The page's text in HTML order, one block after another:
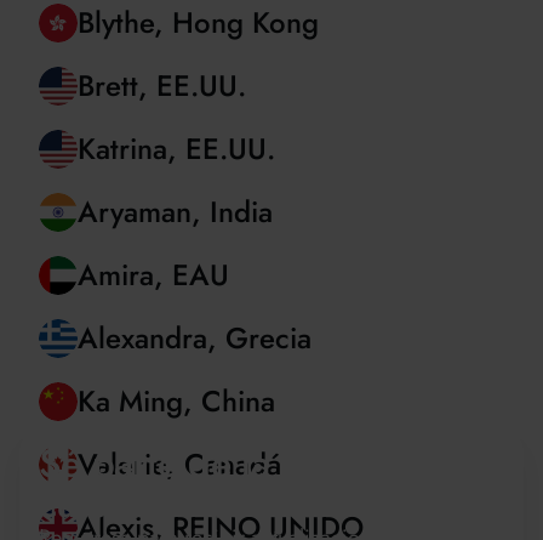
Dev, REINO UNIDO
Blythe, Hong Kong
Brett, EE.UU.
Katrina, EE.UU.
Aryaman, India
Amira, EAU
Alexandra, Grecia
Ka Ming, China
Sé parte de la familia de
cursos de verano de Oxford